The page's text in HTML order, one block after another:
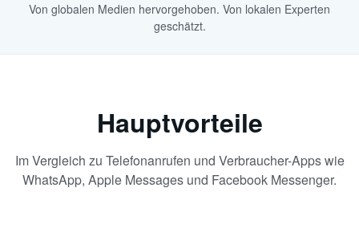
Von globalen Medien hervorgehoben. Von lokalen Experten
geschätzt.
Hauptvorteile
Im Vergleich zu Telefonanrufen und Verbraucher-Apps wie
WhatsApp, Apple Messages und Facebook Messenger.